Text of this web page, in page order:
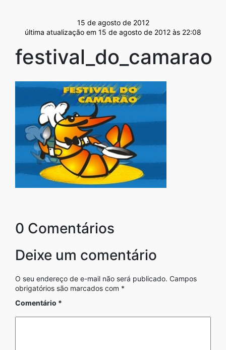
15 de agosto de 2012
última atualização em 15 de agosto de 2012 às 22:08
festival_do_camarao
0 Comentários
Deixe um comentário
O seu endereço de e-mail não será publicado. Campos
obrigatórios são marcados com *
Comentário *